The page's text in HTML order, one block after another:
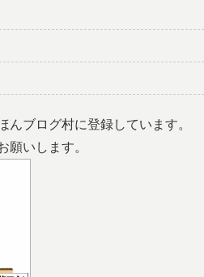
んブログ村に登録しています。
願いします。